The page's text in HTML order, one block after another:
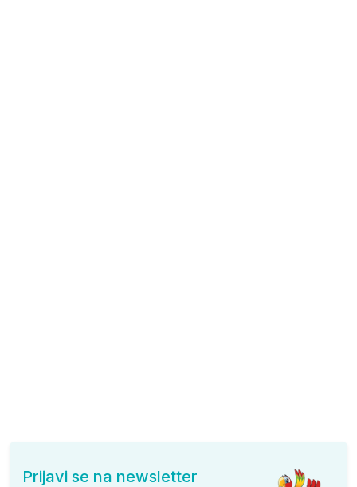
Prijavi se na newsletter